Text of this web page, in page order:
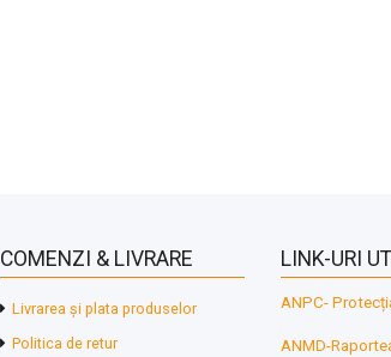
COMENZI & LIVRARE
Livrarea și plata produselor
Politica de retur
LINK-URI
ANPC-
ANMD-